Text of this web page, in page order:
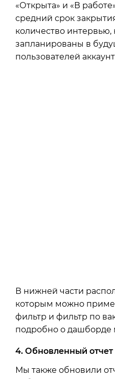
«Открыта» и «В
средний срок
количество интервью,
запланированы в
пользователей
В нижней части
которым можно
фильтр и фильтр по
подробно о дашборде
4. Обновленный отчет
Мы также обновили